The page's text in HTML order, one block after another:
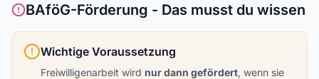
BAföG-Förderung - Das musst du wissen
Wichtige Voraussetzung
Freiwilligenarbeit wird nur dann gefördert, wenn sie